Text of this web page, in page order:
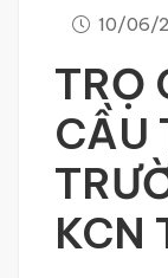
10/06/
TRỌ
CẦU
KCN